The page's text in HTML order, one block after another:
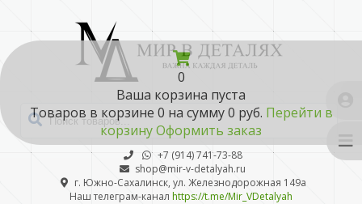
0
Ваша корзина пуста
Товаров в корзине 0 на сумму0 руб. Перейти в
корзинуОформить заказ
+7 (914) 741-73-88
shop@mir-v-detalyah.ru
г. Южно-Сахалинск, ул. Железнодорожная 149а
Наш телеграм-канал https://t.me/Mir_VDetalyah